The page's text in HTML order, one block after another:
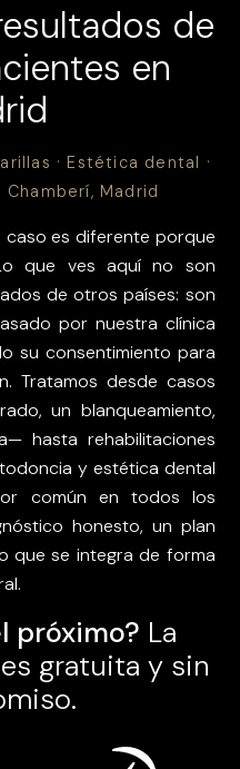
de
en
· Estética dental ·
Chamberí, Madrid
caso es diferente porque
que ves aquí no son
de otros países: son
por nuestra clínica
su consentimiento para
Tratamos desde casos
un blanqueamiento,
hasta rehabilitaciones
y estética dental
común en todos los
honesto, un plan
que se integra de forma
próximo? La
gratuita y sin